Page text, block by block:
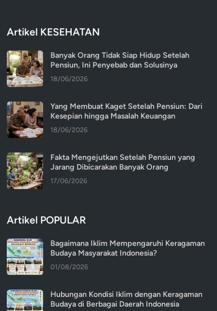
Artikel KESEHATAN
Banyak Orang Tidak Siap Hidup Setelah
Pensiun, Ini Penyebab dan Solusinya
18/06/2026
Yang Membuat Kaget Setelah Pensiun: Dari
Kesepian hingga Masalah Keuangan
18/06/2026
Fakta Mengejutkan Setelah Pensiun yang
Jarang Dibicarakan Banyak Orang
17/06/2026
Artikel POPULAR
Bagaimana Iklim Mempengaruhi Keragaman
Budaya Masyarakat Indonesia?
01/08/2026
Hubungan Kondisi Iklim dengan Keragaman
Budaya di Berbagai Daerah Indonesia